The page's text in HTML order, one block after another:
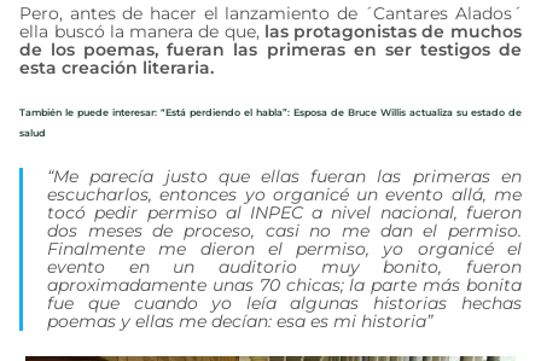
Pero, antes de hacer el lanzamiento de ´Cantares Alados´
ella buscó la manera de que, las protagonistas de muchos
de los poemas, fueran las primeras en ser testigos de
esta creación literaria.
También le puede interesar: “Está perdiendo el habla”: Esposa de Bruce Willis actualiza su estado de
salud
“Me parecía justo que ellas fueran las primeras en
escucharlos, entonces yo organicé un evento allá, me
tocó pedir permiso al INPEC a nivel nacional, fueron
dos meses de proceso, casi no me dan el permiso.
Finalmente me dieron el permiso, yo organicé el
evento en un auditorio muy bonito, fueron
aproximadamente unas 70 chicas; la parte más bonita
fue que cuando yo leía algunas historias hechas
poemas y ellas me decían: esa es mi historia”